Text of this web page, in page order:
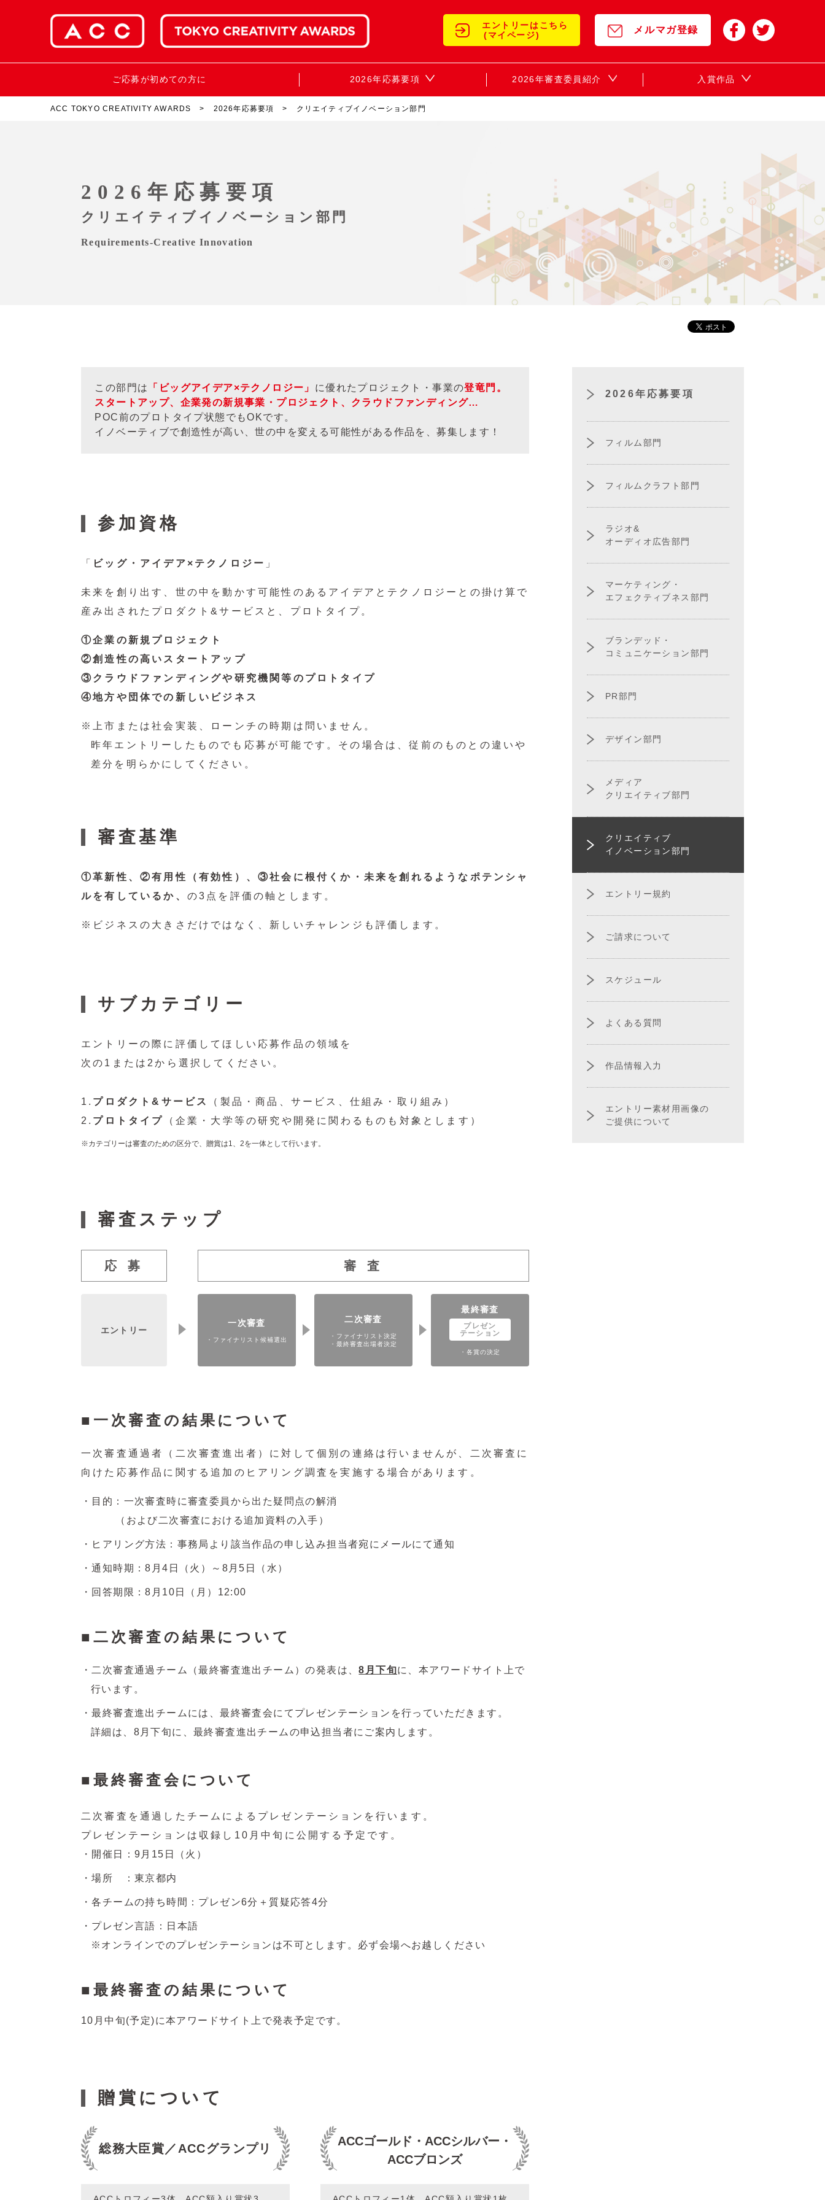
エントリーはこちら
(マイページ)
メルマガ登録
ご応募が初めての方に 2026年応募要項 2026年審査委員紹介 入賞作品
ACC TOKYO CREATIVITY AWARDS 2026年応募要項 クリエイティブイノベーション部門
2026年応募要項
クリエイティブイノベーション部門
Requirements-Creative Innovation
この部門は 「ビッグアイデア×テクノロジー」 に優れたプロジェクト・事業の登竜門。
スタートアップ、企業発の新規事業・プロジェクト、クラウドファンディング…
POC前のプロトタイプ状態でもOKです。
イノベーティブで創造性が高い、世の中を変える可能性がある作品を、募集します！
参加資格
「 ビッグ・アイデア×テクノロジー 」
未来を創り出す、世の中を動かす可能性のあるアイデアとテクノロジーとの掛け算で
産み出されたプロダクト&サービスと、プロトタイプ。
①企業の新規プロジェクト
②創造性の高いスタートアップ
③クラウドファンディングや研究機関等のプロトタイプ
④地方や団体での新しいビジネス
※上市または社会実装、ローンチの時期は問いません。
昨年エントリーしたものでも応募が可能です。その場合は、従前のものとの違いや
差分を明らかにしてください。
審査基準
①革新性、②有用性（有効性）、③社会に根付くか・未来を創れるようなポテンシャ
ルを有しているか、 の3点を評価の軸とします。
※ビジネスの大きさだけではなく、新しいチャレンジも評価します。
サブカテゴリー
エントリーの際に評価してほしい応募作品の領域を
次の1または2から選択してください。
1. プロダクト&サービス
（製品・商品、サービス、仕組み・取り組み）
2. プロトタイプ （企業・大学等の研究や開発に関わるものも対象とします）
カテゴリーは審査のための区分で、贈賞は1、2を一体として行います。
審査ステップ
応 募
エントリー
審 査
一次審査
・ファイナリスト候補選出
二次審査
・ファイナリスト決定
・最終審査出場者決定
最終審査
プレゼン
テーション
・各賞の決定
一次審査の結果について
一次審査通過者（二次審査進出者）に対して個別の連絡は行いませんが、二次審査に
向けた応募作品に関する追加のヒアリング調査を実施する場合があります。
目的：一次審査時に審査委員から出た疑問点の解消
（および二次審査における追加資料の入手）
ヒアリング方法：事務局より該当作品の申し込み担当者宛にメールにて通知
通知時期：8月4日（火）～8月5日（水）
回答期限：8月10日（月）12:00
二次審査の結果について
二次審査通過チーム（最終審査進出チーム）の発表は、8月下旬に、本アワードサイト上で
行います。
最終審査進出チームには、最終審査会にてプレゼンテーションを行っていただきます。
詳細は、8月下旬に、最終審査進出チームの申込担当者にご案内します。
最終審査会について
二次審査を通過したチームによるプレゼンテーションを行います。
プレゼンテーションは収録し10月中旬に公開する予定です。
開催日：9月15日（火）
場所 ：東京都内
各チームの持ち時間：プレゼン6分＋質疑応答4分
プレゼン言語：日本語
※オンラインでのプレゼンテーションは不可とします。必ず会場へお越しください
最終審査の結果について
10月中旬(予定)に本アワードサイト上で発表予定です。
贈賞について
総務大臣賞／ACCグランプリ
ACCゴールド・ACCシルバー・
ACCブロンズ
2026年応募要項
フィルム部門
フィルムクラフト部門
ラジオ&
オーディオ広告部門
マーケティング・
エフェクティブネス部門
ブランデッド・
コミュニケーション部門
PR部門
デザイン部門
メディア
クリエイティブ部門
クリエイティブ
イノベーション部門
エントリー規約
ご請求について
スケジュール
よくある質問
作品情報入力
エントリー素材用画像の
ご提供について